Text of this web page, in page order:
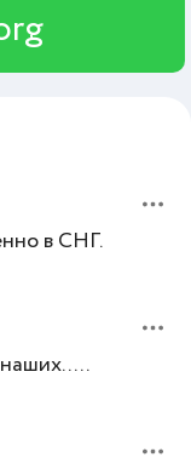
в СНГ.